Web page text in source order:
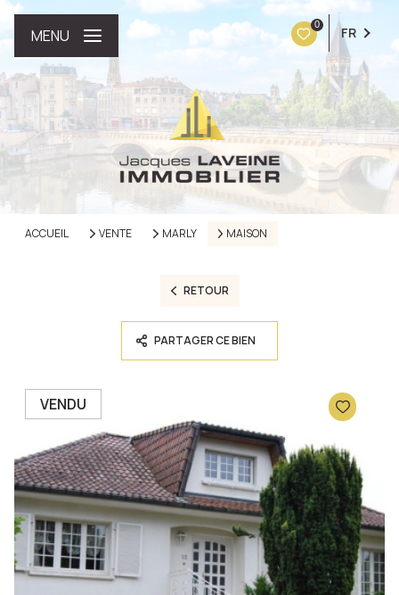
0 FR
MENU
ACCUEIL VENTE MARLY MAISON
RETOUR
PARTAGER CE BIEN
VENDU